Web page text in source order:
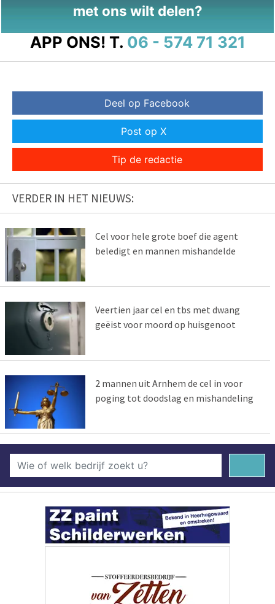
met ons wilt delen?
APP ONS! T. 06 - 574 71 321
Deel op Facebook
Post op X
Tip de redactie
VERDER IN HET NIEUWS:
Cel voor hele grote boef die agent
beledigt en mannen mishandelde
Veertien jaar cel en tbs met dwang
geëist voor moord op huisgenoot
2 mannen uit Arnhem de cel in voor
poging tot doodslag en mishandeling